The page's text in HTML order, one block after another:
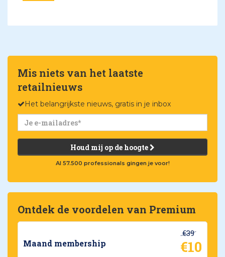
Mis niets van het laatste
retailnieuws
Het belangrijkste nieuws, gratis in je inbox
Houd mij op de hoogte
Al 57.500 professionals gingen je voor!
Ontdek de voordelen van Premium
Maand membership
€39
€10